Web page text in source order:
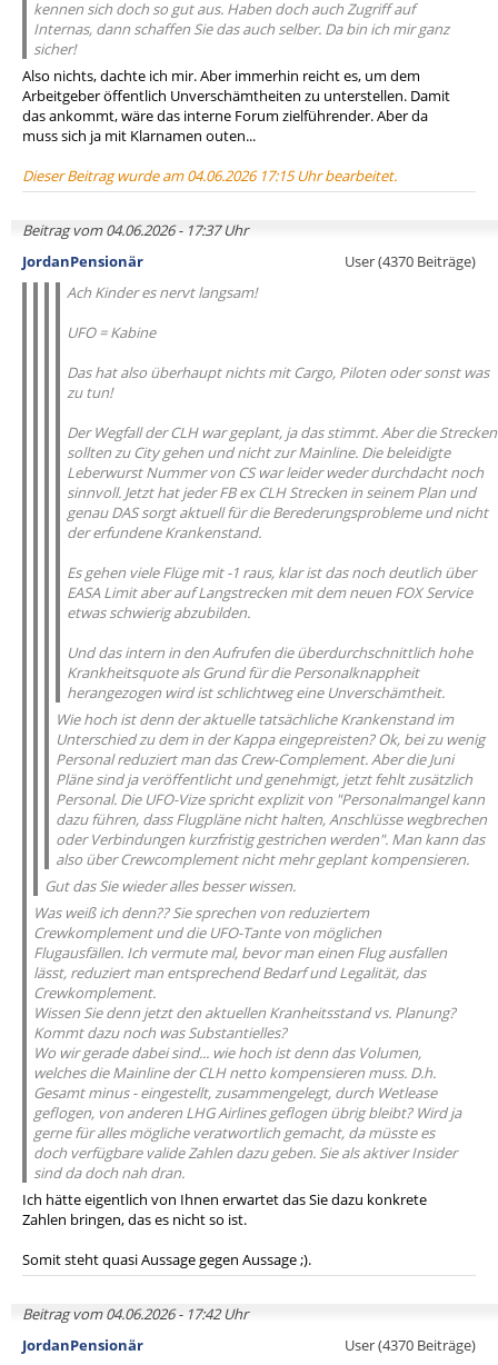
kennen sich doch so gut aus. Haben doch auch Zugriff auf
Internas, dann schaffen Sie das auch selber. Da bin ich mir ganz
sicher!
Also nichts, dachte ich mir. Aber immerhin reicht es, um dem
Arbeitgeber öffentlich Unverschämtheiten zu unterstellen. Damit
das ankommt, wäre das interne Forum zielführender. Aber da
muss sich ja mit Klarnamen outen...
Dieser Beitrag wurde am 04.06.2026 17:15 Uhr bearbeitet.
Beitrag vom 04.06.2026 - 17:37 Uhr
JordanPensionär
User (4370 Beiträge)
Ach Kinder es nervt langsam!
UFO = Kabine
Das hat also überhaupt nichts mit Cargo, Piloten oder sonst was
zu tun!
Der Wegfall der CLH war geplant, ja das stimmt. Aber die Strecken
sollten zu City gehen und nicht zur Mainline. Die beleidigte
Leberwurst Nummer von CS war leider weder durchdacht noch
sinnvoll. Jetzt hat jeder FB ex CLH Strecken in seinem Plan und
genau DAS sorgt aktuell für die Berederungsprobleme und nicht
der erfundene Krankenstand.
Es gehen viele Flüge mit -1 raus, klar ist das noch deutlich über
EASA Limit aber auf Langstrecken mit dem neuen FOX Service
etwas schwierig abzubilden.
Und das intern in den Aufrufen die überdurchschnittlich hohe
Krankheitsquote als Grund für die Personalknappheit
herangezogen wird ist schlichtweg eine Unverschämtheit.
Wie hoch ist denn der aktuelle tatsächliche Krankenstand im
Unterschied zu dem in der Kappa eingepreisten? Ok, bei zu wenig
Personal reduziert man das Crew-Complement. Aber die Juni
Pläne sind ja veröffentlicht und genehmigt, jetzt fehlt zusätzlich
Personal. Die UFO-Vize spricht explizit von "Personalmangel kann
dazu führen, dass Flugpläne nicht halten, Anschlüsse wegbrechen
oder Verbindungen kurzfristig gestrichen werden". Man kann das
also über Crewcomplement nicht mehr geplant kompensieren.
Gut das Sie wieder alles besser wissen.
Was weiß ich denn?? Sie sprechen von reduziertem
Crewkomplement und die UFO-Tante von möglichen
Flugausfällen. Ich vermute mal, bevor man einen Flug ausfallen
lässt, reduziert man entsprechend Bedarf und Legalität, das
Crewkomplement.
Wissen Sie denn jetzt den aktuellen Kranheitsstand vs. Planung?
Kommt dazu noch was Substantielles?
Wo wir gerade dabei sind... wie hoch ist denn das Volumen,
welches die Mainline der CLH netto kompensieren muss. D.h.
Gesamt minus - eingestellt, zusammengelegt, durch Wetlease
geflogen, von anderen LHG Airlines geflogen übrig bleibt? Wird ja
gerne für alles mögliche veratwortlich gemacht, da müsste es
doch verfügbare valide Zahlen dazu geben. Sie als aktiver Insider
sind da doch nah dran.
Ich hätte eigentlich von Ihnen erwartet das Sie dazu konkrete
Zahlen bringen, das es nicht so ist.
Somit steht quasi Aussage gegen Aussage ;).
Beitrag vom 04.06.2026 - 17:42 Uhr
JordanPensionär
User (4370 Beiträge)